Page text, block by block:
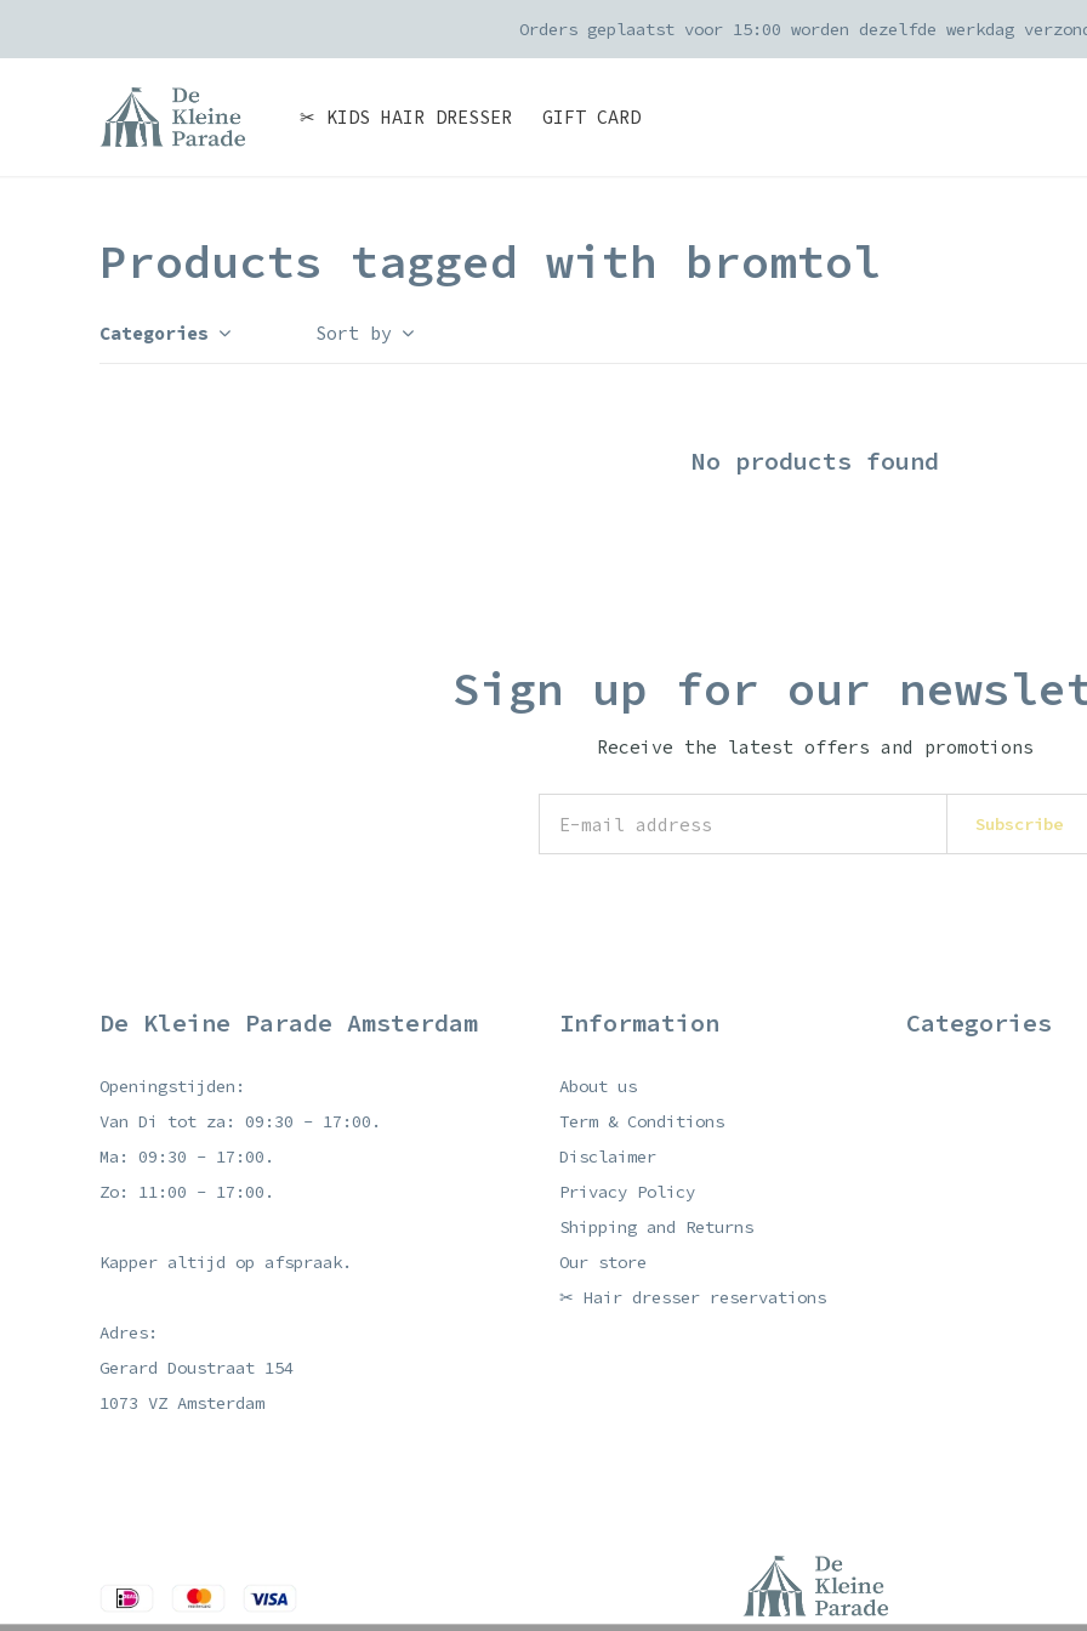
✂ KIDS HAIR DRESSER GIFT CARD
Orders geplaatst voor 15:00 worden dezelfde werkdag
Products tagged with bromtol
Categories Sort by
No products found
Sign up for our
Receive the latest offers and promotions
Subscribe
De Kleine Parade Amsterdam
Openingstijden:
Van Di tot za: 09:30 - 17:00.
Ma: 09:30 - 17:00.
Zo: 11:00 - 17:00.
Kapper altijd op afspraak.
Adres:
Gerard Doustraat 154
1073 VZ Amsterdam
Information
About us
Term & Conditions
Disclaimer
Privacy Policy
Shipping and Returns
Our store
✂ Hair dresser reservations
Categories